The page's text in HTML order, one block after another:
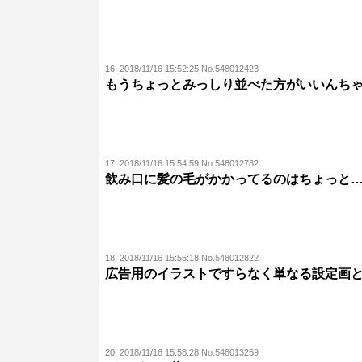
16: 2018/11/16 15:52:25 No.548012423
もうちょっとみっしり並べた方がいいんち
17: 2018/11/16 15:54:59 No.548012782
飲み口に髪の毛がかかってるのはちょっと…
18: 2018/11/16 15:55:18 No.548012822
広告用のイラストですらなく単なる設定画
20: 2018/11/16 15:58:28 No.548013259